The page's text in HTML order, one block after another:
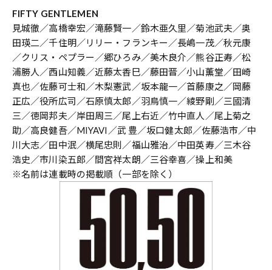
FIFTY GENTLEMEN
見城徹／高橋幸宏／滝藤賢一／鈴木亜久里／菊池武夫／奥
田瑛二／千住明／リリー・フランキー／長嶋一茂／秋元康
／クリス・ペプラー／郷ひろみ／美木良介／熊谷正寿／松
浦勝人／西山知義／近藤太香巳／藤田晋／小山薫堂／田崎
真也／佐藤可士和／木梨憲武／坂本龍一／首藤康之／岡藤
正広／役所広司／石原慎太郎／羽鳥慎一／綾野剛／三國清
三／徳岡邦夫／岸田周三／尾上右近／竹中直人／尾上菊之
助／高良健吾／MIYAVI／武 豊／坂口健太郎／佐藤浩市／中
川大志／田中泯／横尾忠則／福山雅治／中田英寿／三木谷
浩史／市川染五郎／間宮祥太朗／三谷幸喜／操上和美
※名前は連載時の掲載順（一部を除く）